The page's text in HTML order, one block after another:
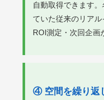
自動取得できます
ていた従来のリア
ROI測定・次回企画
④ 空間を繰り返